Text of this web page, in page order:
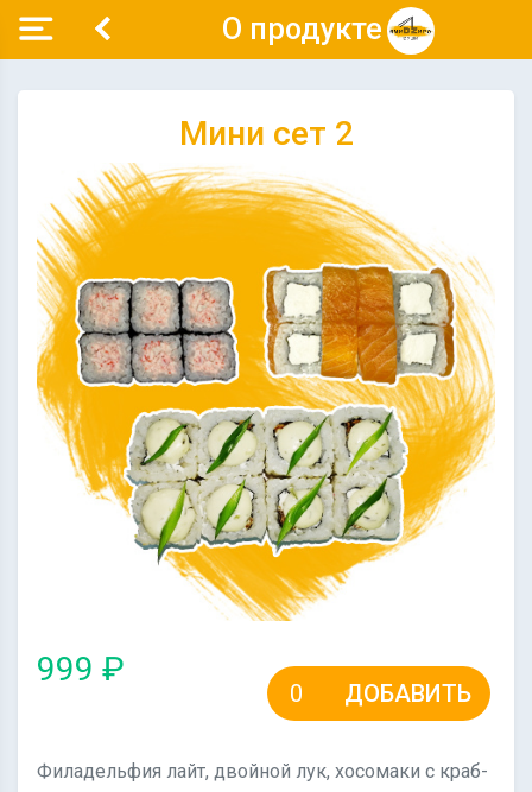
О продукте
Мини сет 2
999 ₽
ДОБАВИТЬ
Филадельфия лайт, двойной лук, хосомаки с краб-